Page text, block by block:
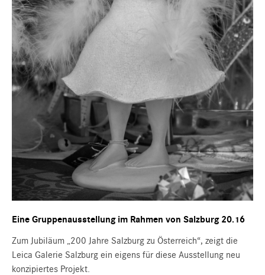
Eine Gruppenausstellung im Rahmen von Salzburg 20.16
Zum Jubiläum „200 Jahre Salzburg zu Österreich“, zeigt die
Leica Galerie Salzburg ein eigens für diese Ausstellung neu
konzipiertes Projekt.